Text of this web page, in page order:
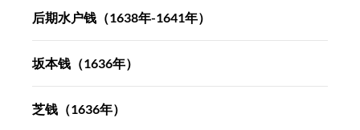
后期水户钱（1638年-1641年）
坂本钱（1636年）
芝钱（1636年）